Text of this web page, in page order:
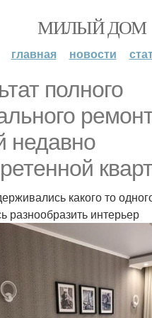
МИЛЫЙ ДОМ
главная новости
полного
недавно
какого то
разнообразить интерьер